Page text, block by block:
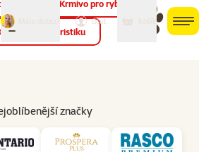
můj
účet
Krmivo pro ryby
pro teraristiku
značky
Petfriends
vaši podporu a aktivitu v komunitě